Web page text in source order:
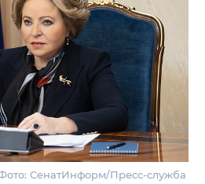
СенатИнформ/Пресс-служба